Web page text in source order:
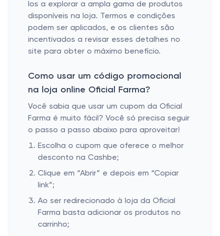
los a explorar a ampla gama de produtos
disponíveis na loja. Termos e condições
podem ser aplicados, e os clientes são
incentivados a revisar esses detalhes no
site para obter o máximo benefício.
Como usar um código promocional
na loja online Oficial Farma?
Você sabia que usar um cupom da Oficial
Farma é muito fácil? Você só precisa seguir
o passo a passo abaixo para aproveitar!
Escolha o cupom que oferece o melhor
desconto na Cashbe;
Clique em “Abrir” e depois em “Copiar
link”;
Ao ser redirecionado à loja da Oficial
Farma basta adicionar os produtos no
carrinho;